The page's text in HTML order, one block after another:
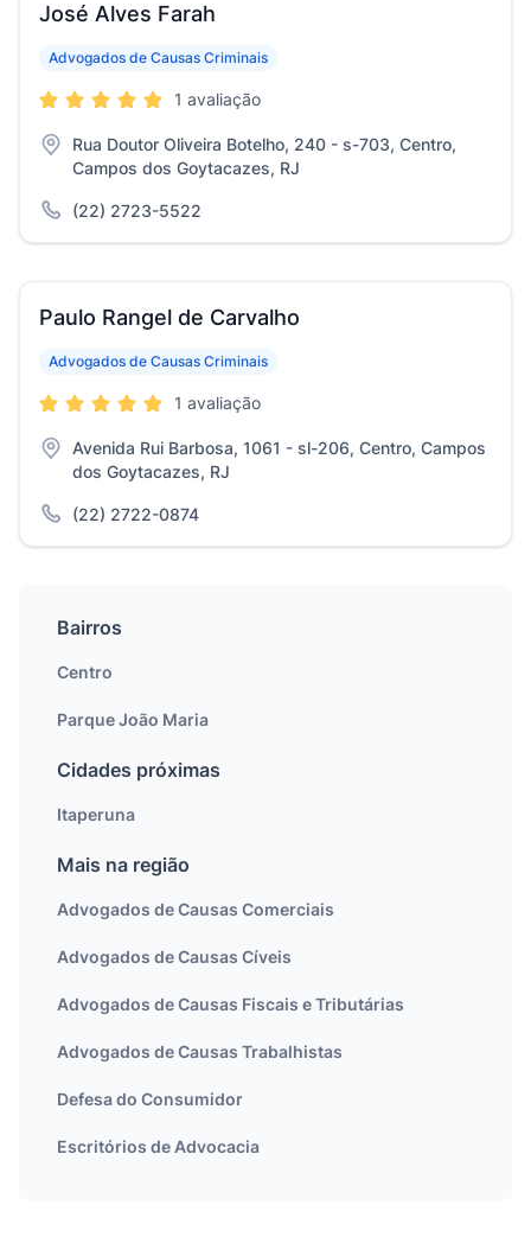
José Alves Farah
Advogados de Causas Criminais
1 avaliação
Rua Doutor Oliveira Botelho, 240 - s-703, Centro,
Campos dos Goytacazes, RJ
(22) 2723-5522
Paulo Rangel de Carvalho
Advogados de Causas Criminais
1 avaliação
Avenida Rui Barbosa, 1061 - sl-206, Centro, Campos
dos Goytacazes, RJ
(22) 2722-0874
Bairros
Centro
Parque João Maria
Cidades próximas
Itaperuna
Mais na região
Advogados de Causas Comerciais
Advogados de Causas Cíveis
Advogados de Causas Fiscais e Tributárias
Advogados de Causas Trabalhistas
Defesa do Consumidor
Escritórios de Advocacia